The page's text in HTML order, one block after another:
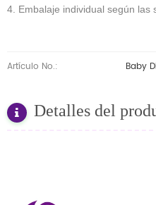
4. Embalaje individual según las
Artículo No.: Baby
Detalles del